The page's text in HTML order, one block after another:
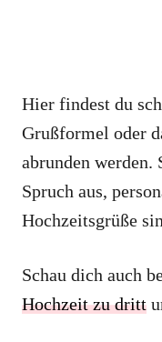
Hier findest du
Grußformel oder
abrunden werden.
Spruch aus,
Hochzeitsgrüße
Schau dich auch
Hochzeit zu dritt